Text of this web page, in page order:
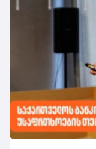
მნიშვნელოვან
სტაბილურობის
მდგრადობის
დოლარიზაციის
სააგენტოს
რეგულირების
საერთაშორისო
სასწავლებლებში
შეღავათიანი
სტატუსის
ბანკის sCool Card
შეკვეთა, ონლაინ,
მობილბანკიდანდა
ეწვიეთ ბმულს.